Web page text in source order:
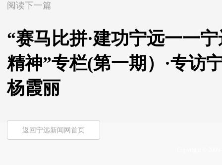
阅读下一篇
“赛马比拼·建功宁远一一
精神”专栏(第一期）·专访
杨霞丽
返回宁远新闻网首页